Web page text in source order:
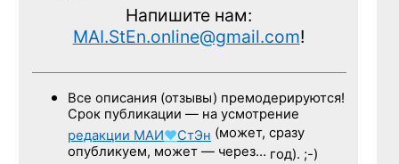
Напишите нам:
MAI.StEn.online@gmail.com!
Все описания (отзывы) премодерируются!
Срок публикации — на усмотрение
редакции МАИ♥СтЭн (может, сразу
опубликуем, может — через… год). ;-)